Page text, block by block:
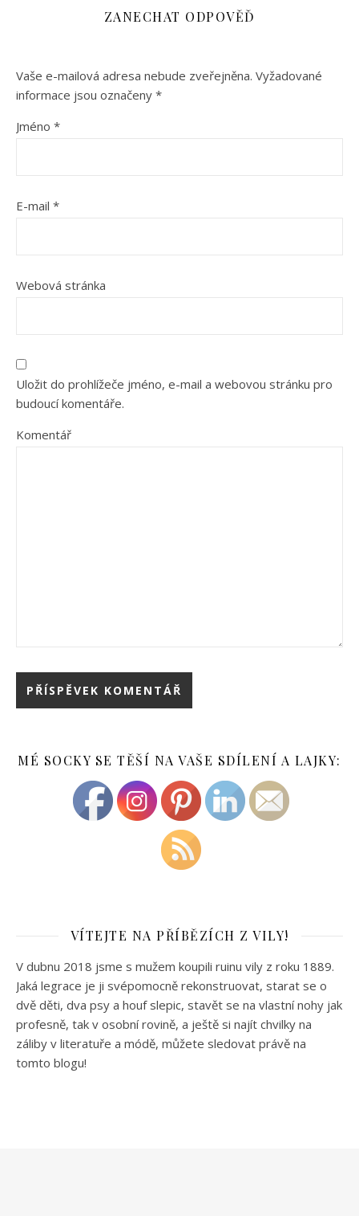
ZANECHAT ODPOVĚĎ
Vaše e-mailová adresa nebude zveřejněna. Vyžadované
informace jsou označeny *
Jméno *
E-mail *
Webová stránka
Uložit do prohlížeče jméno, e-mail a webovou stránku pro
budoucí komentáře.
Komentář
MÉ SOCKY SE TĚŠÍ NA VAŠE SDÍLENÍ A LAJKY:
VÍTEJTE NA PŘÍBĚZÍCH Z VILY!
V dubnu 2018 jsme s mužem koupili ruinu vily z roku 1889.
Jaká legrace je ji svépomocně rekonstruovat, starat se o
dvě děti, dva psy a houf slepic, stavět se na vlastní nohy jak
profesně, tak v osobní rovině, a ještě si najít chvilky na
záliby v literatuře a módě, můžete sledovat právě na
tomto blogu!